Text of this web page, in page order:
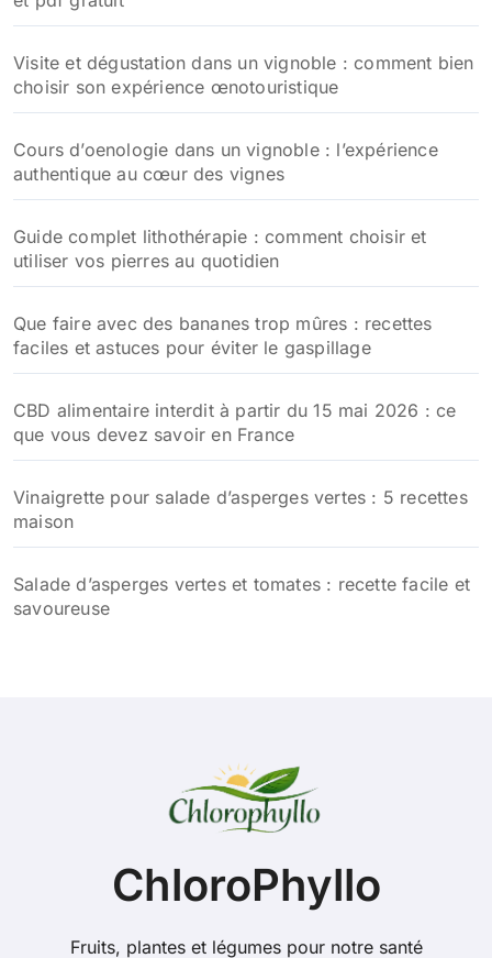
Visite et dégustation dans un vignoble : comment bien
choisir son expérience œnotouristique
Cours d’oenologie dans un vignoble : l’expérience
authentique au cœur des vignes
Guide complet lithothérapie : comment choisir et
utiliser vos pierres au quotidien
Que faire avec des bananes trop mûres : recettes
faciles et astuces pour éviter le gaspillage
CBD alimentaire interdit à partir du 15 mai 2026 : ce
que vous devez savoir en France
Vinaigrette pour salade d’asperges vertes : 5 recettes
maison
Salade d’asperges vertes et tomates : recette facile et
savoureuse
ChloroPhyllo
Fruits, plantes et légumes pour notre santé